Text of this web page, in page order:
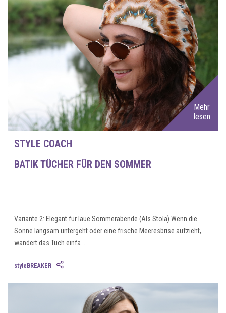
Mehr
lesen
STYLE COACH
BATIK TÜCHER FÜR DEN SOMMER
Variante 2: Elegant für laue Sommerabende (Als Stola) Wenn die
Sonne langsam untergeht oder eine frische Meeresbrise aufzieht,
wandert das Tuch einfa ...
styleBREAKER